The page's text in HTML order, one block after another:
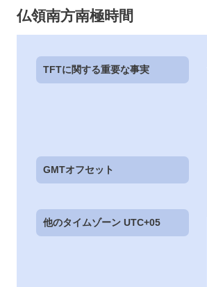
仏領南方南極時間
TFTに関する重要な事実
GMTオフセット
他のタイムゾーン UTC+05